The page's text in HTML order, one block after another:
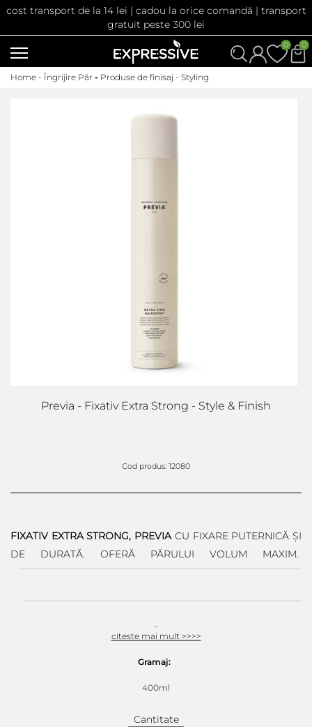
cost transport de la 14 lei | cadou la orice comandă | transport
gratuit peste 300 lei
0
0
Home - Îngrijire Păr - Produse de finisaj - Styling
Previa - Fixativ Extra Strong - Style & Finish
Cod produs: 12080
FIXATIV EXTRA STRONG, PREVIACU FIXARE PUTERNICĂ ȘI
DE DURATĂ. OFERĂ PĂRULUI VOLUM MAXIM.
...
citeste mai mult >>>>
Gramaj:
400ml
Cantitate